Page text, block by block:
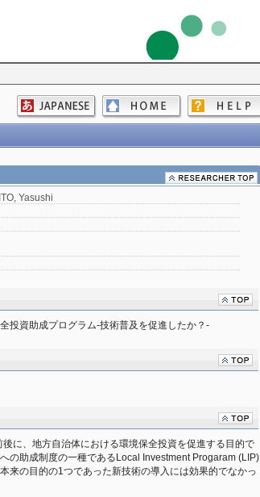
ITO, Yasushi
投資助成プログラム-技術普及を促進したか？-
に、地方自治体における環境保全投資を促進する目的で
の助成制度の一種であるLocal Investment Progaram (LIP)
来の目的の1つであった新技術の導入には効果的でなかっ